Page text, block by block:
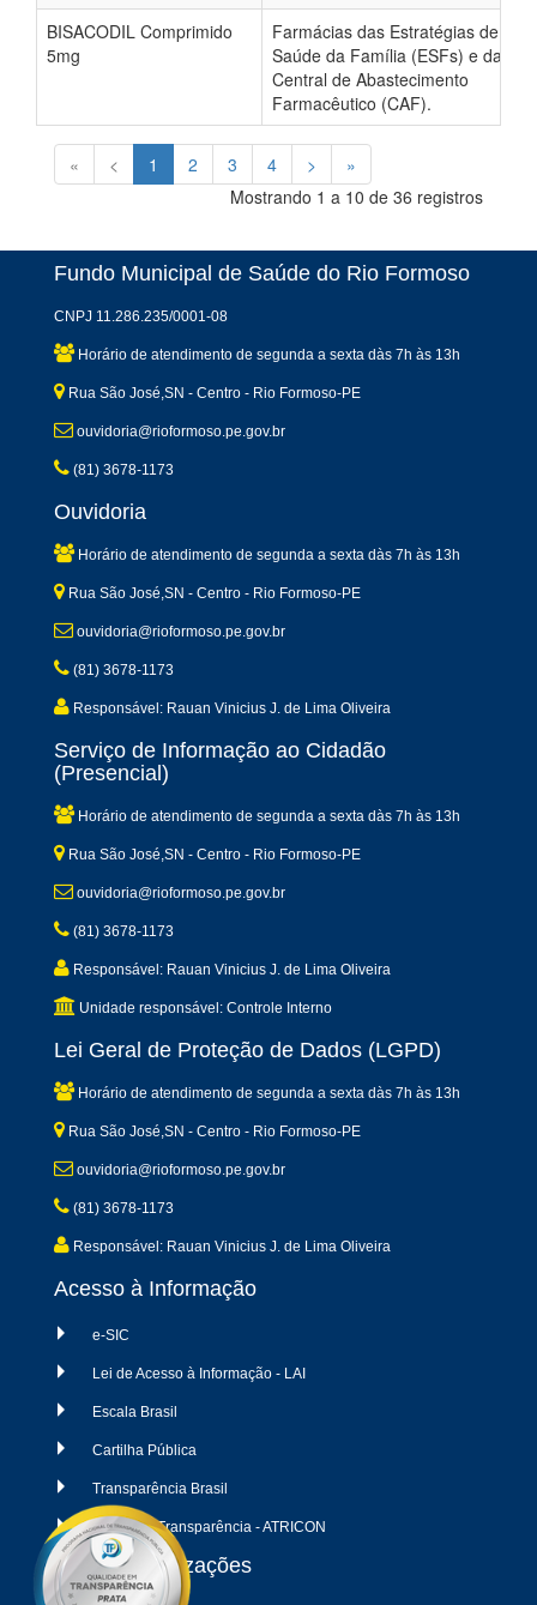
BISACODIL Comprimido
5mg
Farmácias das Estratégias de
Saúde da Família (ESFs) e da
Central de Abastecimento
Farmacêutico (CAF).
« < 1 2 3 4 >
»
Mostrando 1 a 10 de 36 registros
Fundo Municipal de Saúde do Rio Formoso
CNPJ 11.286.235/0001-08
Horário de atendimento de segunda a sexta dàs 7h às 13h
Rua São José,SN - Centro - Rio Formoso-PE
ouvidoria@rioformoso.pe.gov.br
(81) 3678-1173
Ouvidoria
Horário de atendimento de segunda a sexta dàs 7h às 13h
Rua São José,SN - Centro - Rio Formoso-PE
ouvidoria@rioformoso.pe.gov.br
(81) 3678-1173
Responsável: Rauan Vinicius J. de Lima Oliveira
Serviço de Informação ao Cidadão
(Presencial)
Horário de atendimento de segunda a sexta dàs 7h às 13h
Rua São José,SN - Centro - Rio Formoso-PE
ouvidoria@rioformoso.pe.gov.br
(81) 3678-1173
Responsável: Rauan Vinicius J. de Lima Oliveira
Unidade responsável: Controle Interno
Lei Geral de Proteção de Dados (LGPD)
Horário de atendimento de segunda a sexta dàs 7h às 13h
Rua São José,SN - Centro - Rio Formoso-PE
ouvidoria@rioformoso.pe.gov.br
(81) 3678-1173
Responsável: Rauan Vinicius J. de Lima Oliveira
Acesso à Informação
e-SIC
Lei de Acesso à Informação - LAI
Escala Brasil
Cartilha Pública
Transparência Brasil
Radar da Transparência - ATRICON
Últimas atualizações